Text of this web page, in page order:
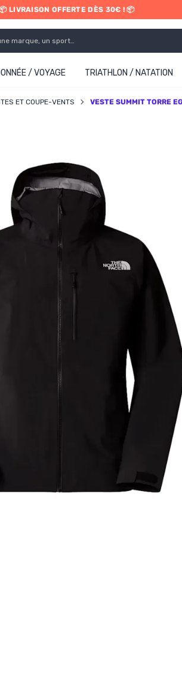
LIVRAISON OFFERTE DÈS 30€ ! 📦
✨ RETRAIT EN MAGASIN GRATUIT
/ VOYAGE TRIATHLON / NATATION
ET COUPE-VENTS VESTE SUMMIT TORRE